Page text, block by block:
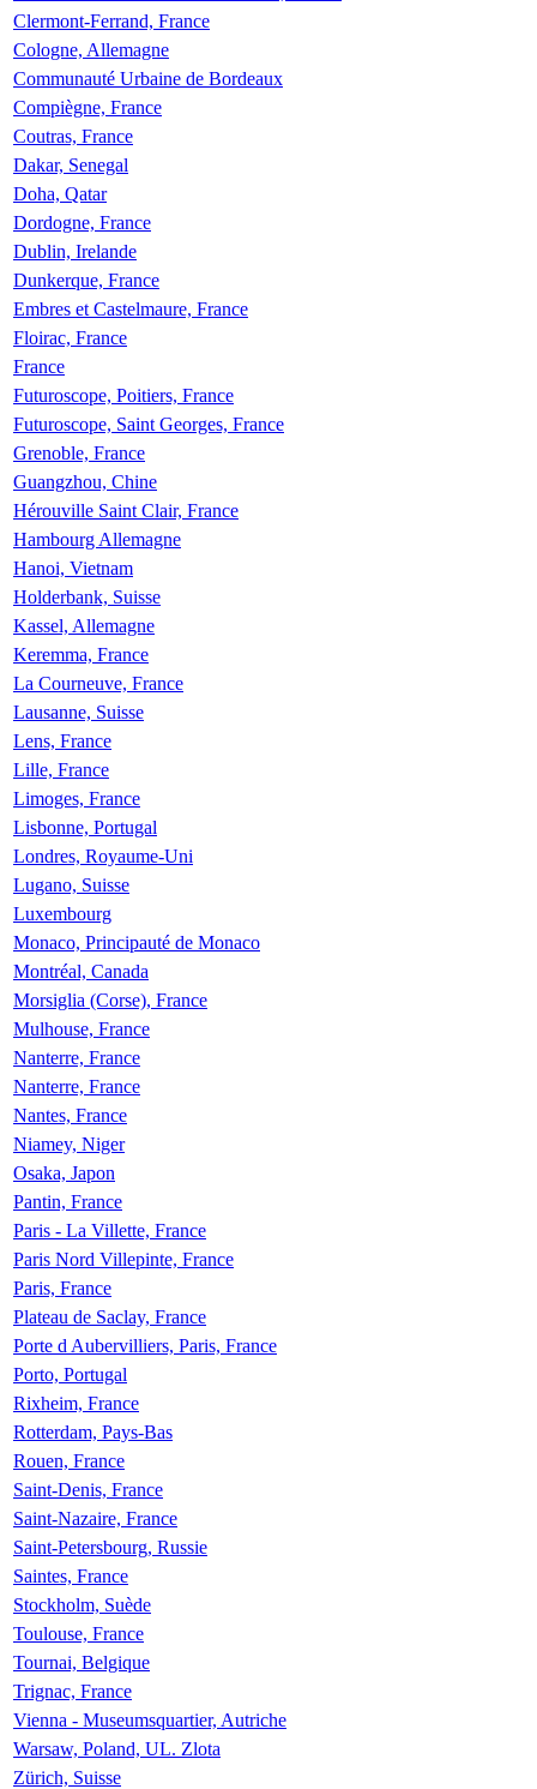
Clermont-Ferrand, France
Cologne, Allemagne
Communauté Urbaine de Bordeaux
Compiègne, France
Coutras, France
Dakar, Senegal
Doha, Qatar
Dordogne, France
Dublin, Irelande
Dunkerque, France
Embres et Castelmaure, France
Floirac, France
France
Futuroscope, Poitiers, France
Futuroscope, Saint Georges, France
Grenoble, France
Guangzhou, Chine
Hérouville Saint Clair, France
Hambourg Allemagne
Hanoi, Vietnam
Holderbank, Suisse
Kassel, Allemagne
Keremma, France
La Courneuve, France
Lausanne, Suisse
Lens, France
Lille, France
Limoges, France
Lisbonne, Portugal
Londres, Royaume-Uni
Lugano, Suisse
Luxembourg
Monaco, Principauté de Monaco
Montréal, Canada
Morsiglia (Corse), France
Mulhouse, France
Nanterre, France
Nanterre, France
Nantes, France
Niamey, Niger
Osaka, Japon
Pantin, France
Paris - La Villette, France
Paris Nord Villepinte, France
Paris, France
Plateau de Saclay, France
Porte d Aubervilliers, Paris, France
Porto, Portugal
Rixheim, France
Rotterdam, Pays-Bas
Rouen, France
Saint-Denis, France
Saint-Nazaire, France
Saint-Petersbourg, Russie
Saintes, France
Stockholm, Suède
Toulouse, France
Tournai, Belgique
Trignac, France
Vienna - Museumsquartier, Autriche
Warsaw, Poland, UL. Zlota
Zürich, Suisse